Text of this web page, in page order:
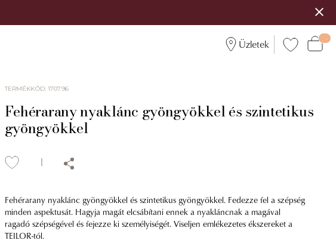
Üzletek
TERMÉKKÓD:170796
Fehérarany nyaklánc gyöngyökkel és szintetikus
gyöngyökkel
Fehérarany nyaklánc gyöngyökkel és szintetikus gyöngyökkel. Fedezze fel a szépség
minden aspektusát. Hagyja magát elcsábítani ennek a nyakláncnak a magával
ragadó szépségével és fejezze ki személyiségét. Viseljen emlékezetes ékszereket a
TEILOR-tól.